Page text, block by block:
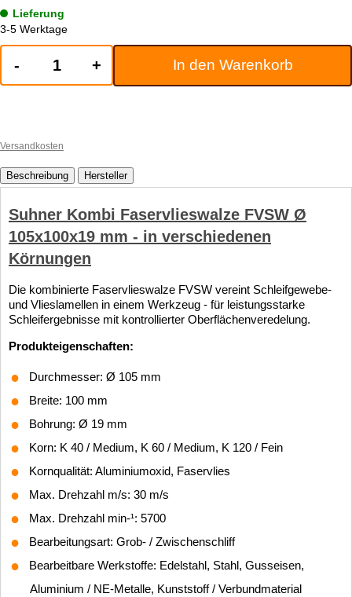
Lieferung
3-5 Werktage
- + In den Warenkorb
Versandkosten
Beschreibung Hersteller
Suhner Kombi Faservlieswalze FVSW Ø
105x100x19 mm - in verschiedenen
Körnungen
Die kombinierte Faservlieswalze FVSW vereint Schleifgewebe-
und Vlieslamellen in einem Werkzeug - für leistungsstarke
Schleifergebnisse mit kontrollierter Oberflächenveredelung.
Produkteigenschaften:
Durchmesser: Ø 105 mm
Breite: 100 mm
Bohrung: Ø 19 mm
Korn: K 40 / Medium, K 60 / Medium, K 120 / Fein
Kornqualität: Aluminiumoxid, Faservlies
Max. Drehzahl m/s: 30 m/s
Max. Drehzahl min-¹: 5700
Bearbeitungsart: Grob- / Zwischenschliff
Bearbeitbare Werkstoffe: Edelstahl, Stahl, Gusseisen,
Aluminium / NE-Metalle, Kunststoff / Verbundmaterial